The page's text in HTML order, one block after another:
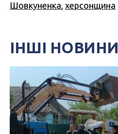
Шовкуненка, херсонщина
ІНШІ НОВИНИ